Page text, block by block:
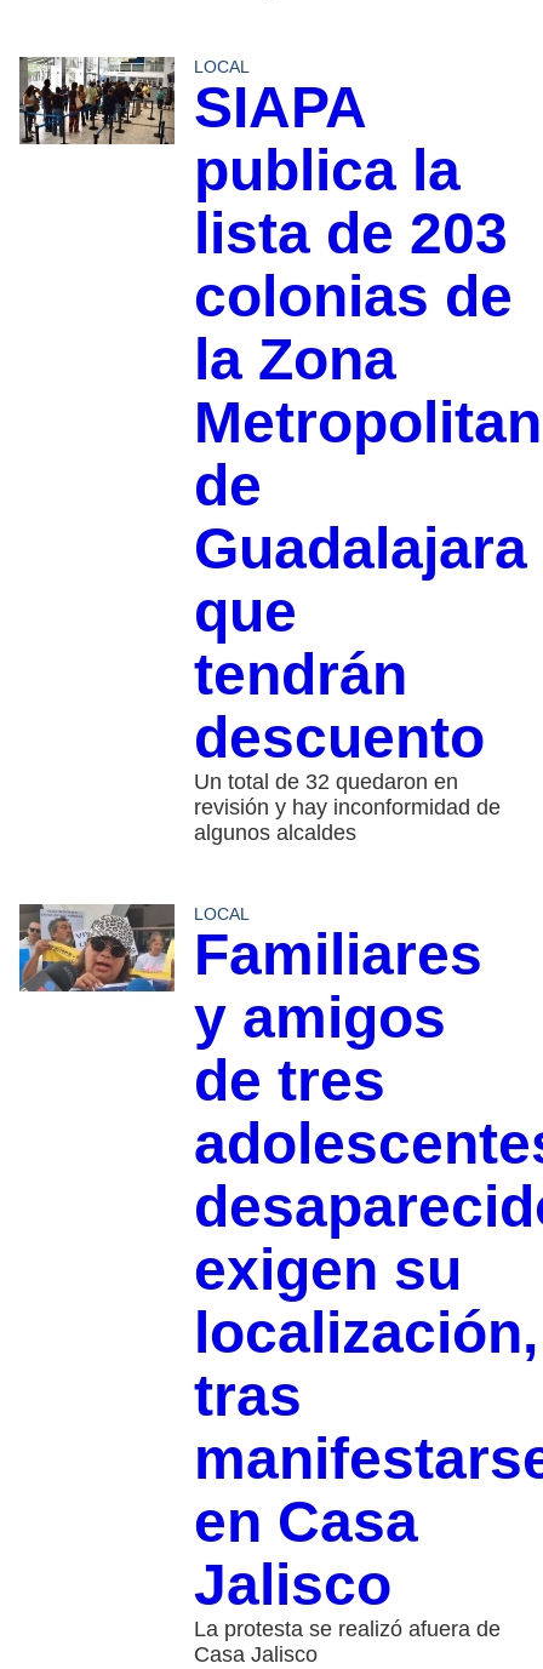
LOCAL
SIAPA
publica la
lista de 203
colonias de
la Zona
de
Guadalajara
que
tendrán
descuento
Un total de 32 quedaron en
revisión y hay inconformidad de
algunos alcaldes
LOCAL
Familiares
y amigos
de tres
exigen su
localización,
tras
en Casa
Jalisco
La protesta se realizó afuera de
Casa Jalisco